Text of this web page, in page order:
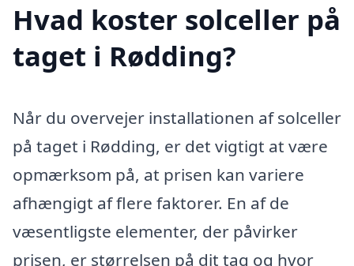
Hvad koster solceller på
taget i Rødding?
Når du overvejer installationen af solceller
på taget i Rødding, er det vigtigt at være
opmærksom på, at prisen kan variere
afhængigt af flere faktorer. En af de
væsentligste elementer, der påvirker
prisen, er størrelsen på dit tag og hvor